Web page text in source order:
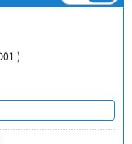
)